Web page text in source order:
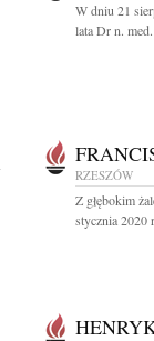
W dniu 21
lata Dr n.
RZESZÓW
Z głębokim
stycznia 2020